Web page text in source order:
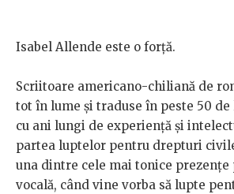
Isabel Allende este o forță.
Scriitoare americano-chiliană de
tot în lume și traduse în peste 50
cu ani lungi de experiență și
partea luptelor pentru drepturi
una dintre cele mai tonice prezențe
vocală, când vine vorba să lupte